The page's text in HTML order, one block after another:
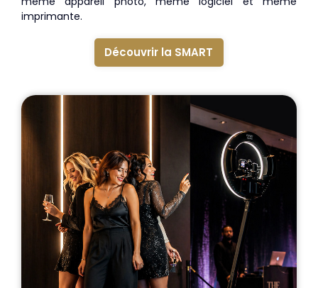
imprimante.
Découvrir la SMART